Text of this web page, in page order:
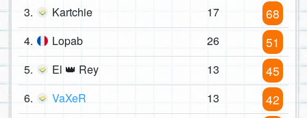
3. Kartchie 17 68
4. Lopab 26 51
5. El 👑 Rey 13 45
6. VaXeR 13 42